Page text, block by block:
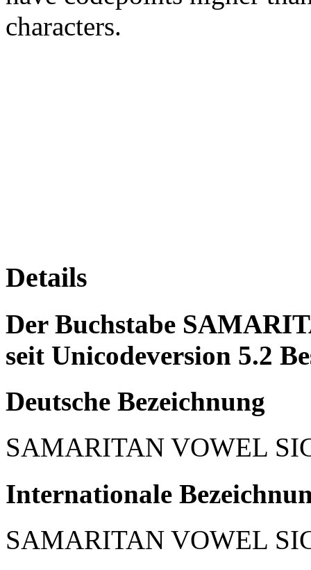
characters.
Details
Der Buchstabe
seit Unicodeversion 5.2
Deutsche Bezeichnung
SAMARITAN VOWEL
Internationale
SAMARITAN VOWEL